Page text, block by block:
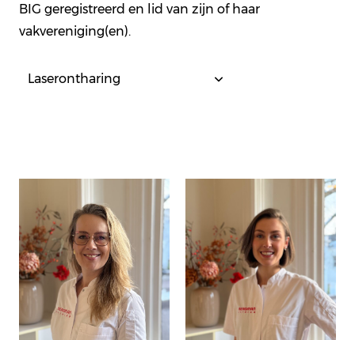
BIG geregistreerd en lid van zijn of haar
vakvereniging(en).